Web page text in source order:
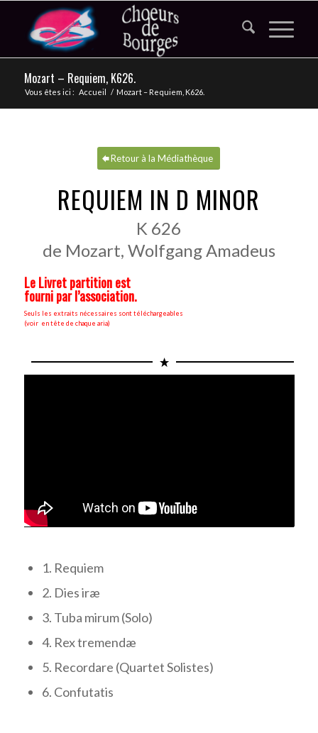
Mozart – Requiem, K626.
Vous êtes ici : Accueil / Mozart – Requiem, K626.
Retour à la Médiathèque
REQUIEM IN D MINOR
K 626
de Mozart, Wolfgang Amadeus
Le Livret partition est
fourni par l’association.
Seuls les extraits nécessaires sont téléchargeables
(voir en tête de chaque aria)
1. Requiem
2. Dies iræ
3. Tuba mirum (Solo)
4. Rex tremendæ
5. Recordare (Quartet Solistes)
6. Confutatis